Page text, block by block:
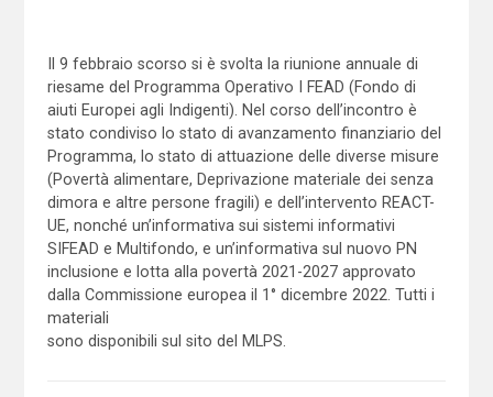
Il 9 febbraio scorso si è svolta la riunione annuale di
riesame del Programma Operativo I FEAD (Fondo di
aiuti Europei agli Indigenti). Nel corso dell’incontro è
stato condiviso lo stato di avanzamento finanziario del
Programma, lo stato di attuazione delle diverse misure
(Povertà alimentare, Deprivazione materiale dei senza
dimora e altre persone fragili) e dell’intervento REACT-
UE, nonché un’informativa sui sistemi informativi
SIFEAD e Multifondo, e un’informativa sul nuovo PN
inclusione e lotta alla povertà 2021-2027 approvato
dalla Commissione europea il 1° dicembre 2022. Tutti i
materiali
sono disponibili sul sito del MLPS.